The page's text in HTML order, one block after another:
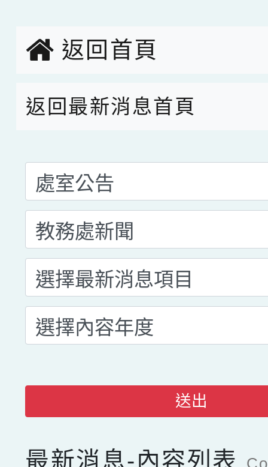
返回首頁
返回最新消息首頁
送出
最新消息-內容列表